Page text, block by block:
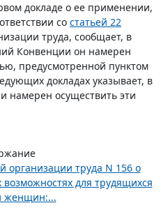
докладе о ее применении,
со статьей 22
труда, сообщает, в
Конвенции он намерен
предусмотренной пунктом
докладах указывает, в
намерен осуществить эти
труда N 156 о
для трудящихся
женщин:...